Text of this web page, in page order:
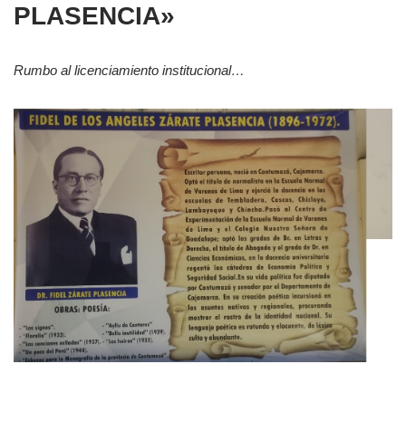
PLASENCIA»
Rumbo al licenciamiento institucional…